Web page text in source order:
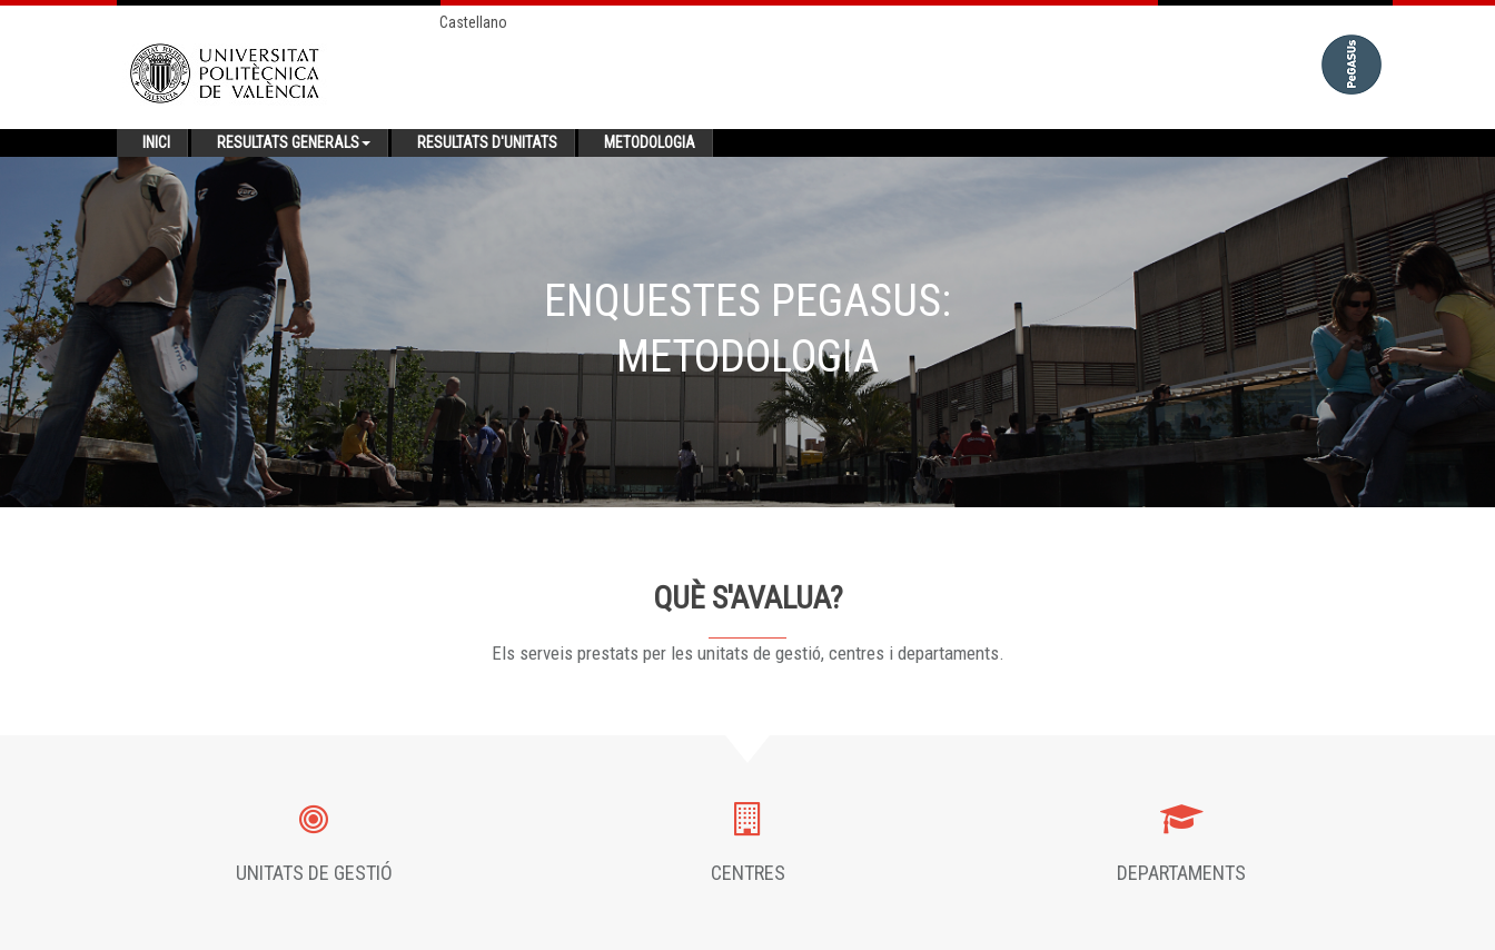
Castellano
INICI RESULTATS GENERALS RESULTATS D'UNITATS METODOLOGIA
ENQUESTES PEGASUS:
METODOLOGIA
QUÈ S'AVALUA?
Els serveis prestats per les unitats de gestió, centres i departaments.
UNITATS DE GESTIÓ CENTRES DEPARTAMENTS